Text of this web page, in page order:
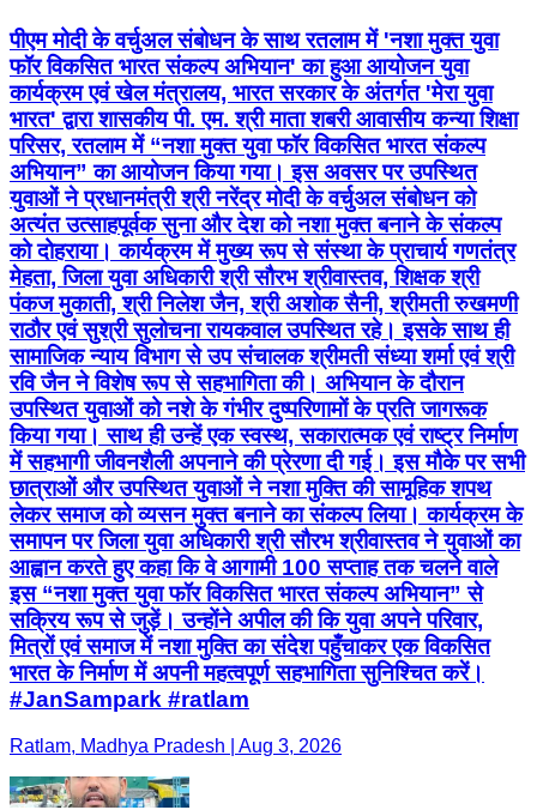
पीएम मोदी के वर्चुअल संबोधन के साथ रतलाम में 'नशा मुक्त युवा
फॉर विकसित भारत संकल्प अभियान' का हुआ आयोजन युवा
कार्यक्रम एवं खेल मंत्रालय, भारत सरकार के अंतर्गत 'मेरा युवा
भारत' द्वारा शासकीय पी. एम. श्री माता शबरी आवासीय कन्या शिक्षा
परिसर, रतलाम में “नशा मुक्त युवा फॉर विकसित भारत संकल्प
अभियान” का आयोजन किया गया। इस अवसर पर उपस्थित
युवाओं ने प्रधानमंत्री श्री नरेंद्र मोदी के वर्चुअल संबोधन को
अत्यंत उत्साहपूर्वक सुना और देश को नशा मुक्त बनाने के संकल्प
को दोहराया। कार्यक्रम में मुख्य रूप से संस्था के प्राचार्य गणतंत्र
मेहता, जिला युवा अधिकारी श्री सौरभ श्रीवास्तव, शिक्षक श्री
पंकज मुकाती, श्री निलेश जैन, श्री अशोक सैनी, श्रीमती रुखमणी
राठौर एवं सुश्री सुलोचना रायकवाल उपस्थित रहे। इसके साथ ही
सामाजिक न्याय विभाग से उप संचालक श्रीमती संध्या शर्मा एवं श्री
रवि जैन ने विशेष रूप से सहभागिता की। अभियान के दौरान
उपस्थित युवाओं को नशे के गंभीर दुष्परिणामों के प्रति जागरूक
किया गया। साथ ही उन्हें एक स्वस्थ, सकारात्मक एवं राष्ट्र निर्माण
में सहभागी जीवनशैली अपनाने की प्रेरणा दी गई। इस मौके पर सभी
छात्राओं और उपस्थित युवाओं ने नशा मुक्ति की सामूहिक शपथ
लेकर समाज को व्यसन मुक्त बनाने का संकल्प लिया। कार्यक्रम के
समापन पर जिला युवा अधिकारी श्री सौरभ श्रीवास्तव ने युवाओं का
आह्वान करते हुए कहा कि वे आगामी 100 सप्ताह तक चलने वाले
इस “नशा मुक्त युवा फॉर विकसित भारत संकल्प अभियान” से
सक्रिय रूप से जुड़ें। उन्होंने अपील की कि युवा अपने परिवार,
मित्रों एवं समाज में नशा मुक्ति का संदेश पहुँचाकर एक विकसित
भारत के निर्माण में अपनी महत्वपूर्ण सहभागिता सुनिश्चित करें।
#JanSampark #ratlam
Ratlam, Madhya Pradesh | Aug 3, 2026